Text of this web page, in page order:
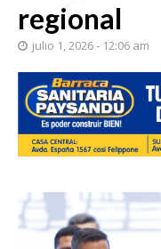
regional
julio 1, 2026 - 12:06 am